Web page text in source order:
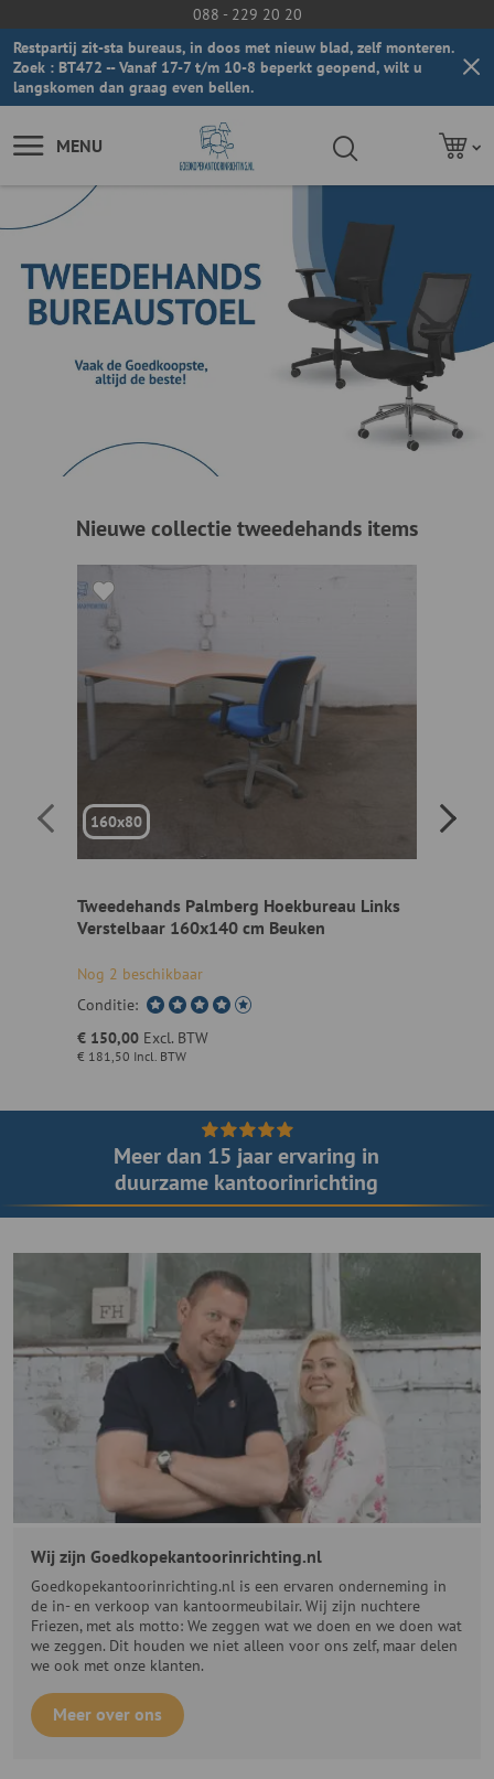
088 - 229 20 20
Restpartij zit-sta bureaus, in doos met nieuw blad, zelf monteren.
Zoek : BT472 -- Vanaf 17-7 t/m 10-8 beperkt geopend, wilt u
langskomen dan graag even bellen.
MENU
Nieuwe collectie tweedehands items
160x80
Tweedehands Palmberg Hoekbureau Links
Verstelbaar 160x140 cm Beuken
Nog 2 beschikbaar
Conditie:
€ 181,50 Incl. BTW
€ 150,00 Excl. BTW
160x80
Meer dan 15 jaar ervaring in
duurzame kantoorinrichting
Wij zijn Goedkopekantoorinrichting.nl
Goedkopekantoorinrichting.nl is een ervaren onderneming in
de in- en verkoop van kantoormeubilair. Wij zijn nuchtere
Friezen, met als motto: We zeggen wat we doen en we doen wat
we zeggen. Dit houden we niet alleen voor ons zelf, maar delen
we ook met onze klanten.
Meer over ons